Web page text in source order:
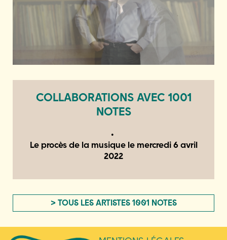
COLLABORATIONS AVEC 1001
NOTES
Le procès de la musique le mercredi 6 avril
2022
> TOUS LES ARTISTES 1001 NOTES